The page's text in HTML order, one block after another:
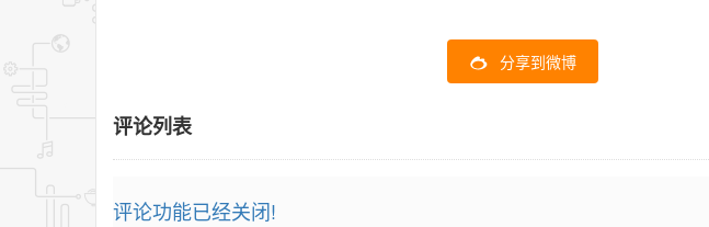
分享到微博
评论列表
评论功能已经关闭!